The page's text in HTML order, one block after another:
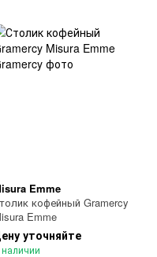
Emme
кофейный Gramercy
Emme
уточняйте